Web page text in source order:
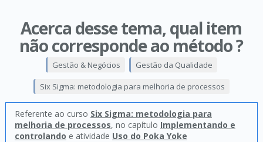
Acerca desse tema, qual item
não corresponde ao método ?
Gestão & Negócios Gestão da Qualidade
Six Sigma: metodologia para melhoria de processos
Referente ao curso Six Sigma: metodologia para
melhoria de processos, no capítulo Implementando e
controlando e atividade Uso do Poka Yoke